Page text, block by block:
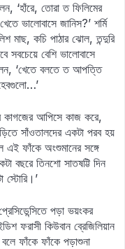
‘হাঁরে, তোরা ত ফিলিমের
ভালোবাসে জানিস?’ শর্মি
মাছ, কচি পাঠার ঝোল, তন্দুরি
বেশি ভালোবাসে
‘খেতে বলতে ত আপত্তি
কাগজের আপিসে কাজ করে,
সাঁওতালদের একটা পরব হয়
ফাঁকে অংশুমানের সঙ্গে
বছরে তিনশো সাতষট্টি দিন
স্টোরি।’
পড়া ভয়ংকর
ফরাসী কিউবান ব্রেজিলিয়ান
বলে ফাঁকে ফাঁকে পড়াশুনা